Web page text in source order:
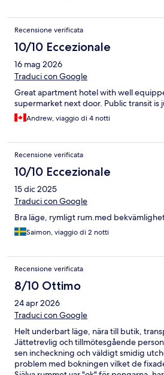
Recensione verificata
10/10 Eccezionale
16 mag 2026
Traduci con Google
Great apartment hotel with well
supermarket next door. Public transit is
Andrew, viaggio di 4 notti
Recensione verificata
10/10 Eccezionale
15 dic 2025
Traduci con Google
Bra läge, rymligt rum.med
Saimon, viaggio di 2 notti
Recensione verificata
8/10 Ottimo
24 apr 2026
Traduci con Google
Helt underbart läge, nära till butik,
Jättetrevlig och tillmötesgående
sen incheckning och väldigt smidig
problem med bokningen vilket de